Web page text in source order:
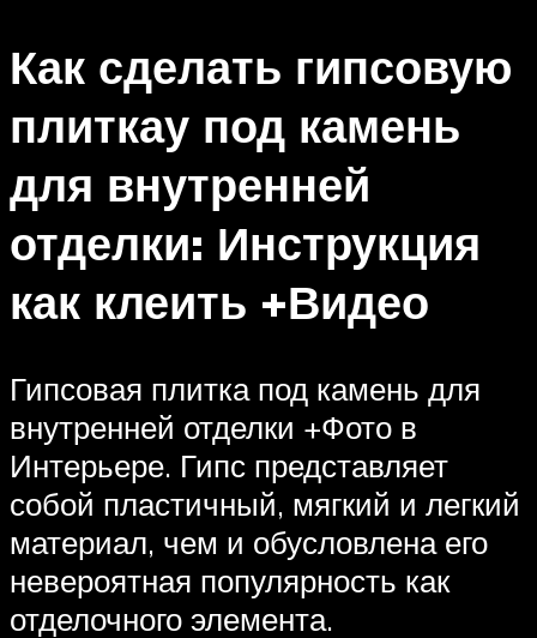
Как сделать гипсовую
плиткау под камень
для внутренней
отделки: Инструкция
как клеить +Видео
Гипсовая плитка под камень для
внутренней отделки +Фото в
Интерьере. Гипс представляет
собой пластичный, мягкий и легкий
материал, чем и обусловлена его
невероятная популярность как
отделочного элемента.